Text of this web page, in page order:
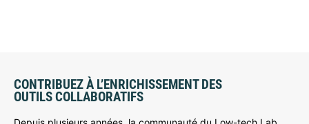
CONTRIBUEZ À L’ENRICHISSEMENT DES
OUTILS COLLABORATIFS